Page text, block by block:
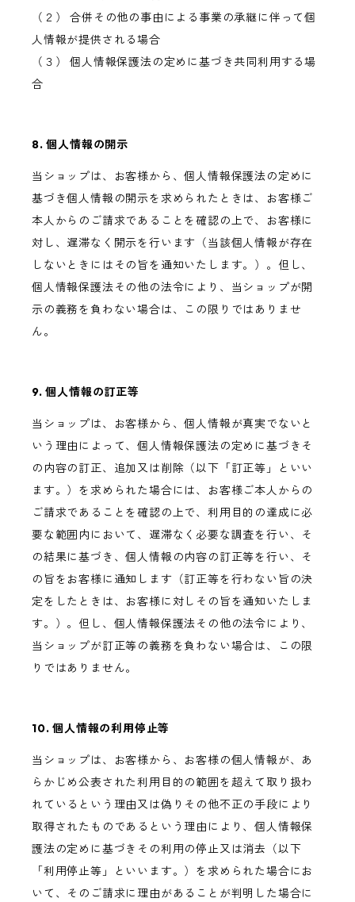
（２） 合併その他の事由による事業の承継に伴って個
人情報が提供される場合
（３） 個人情報保護法の定めに基づき共同利用する場
合
8. 個人情報の開示
当ショップは、お客様から、個人情報保護法の定めに
基づき個人情報の開示を求められたときは、お客様ご
本人からのご請求であることを確認の上で、お客様に
対し、遅滞なく開示を行います（当該個人情報が存在
しないときにはその旨を通知いたします。）。但し、
個人情報保護法その他の法令により、当ショップが開
示の義務を負わない場合は、この限りではありませ
ん。
9. 個人情報の訂正等
当ショップは、お客様から、個人情報が真実でないと
いう理由によって、個人情報保護法の定めに基づきそ
の内容の訂正、追加又は削除（以下「訂正等」といい
ます。）を求められた場合には、お客様ご本人からの
ご請求であることを確認の上で、利用目的の達成に必
要な範囲内において、遅滞なく必要な調査を行い、そ
の結果に基づき、個人情報の内容の訂正等を行い、そ
の旨をお客様に通知します（訂正等を行わない旨の決
定をしたときは、お客様に対しその旨を通知いたしま
す。）。但し、個人情報保護法その他の法令により、
当ショップが訂正等の義務を負わない場合は、この限
りではありません。
10. 個人情報の利用停止等
当ショップは、お客様から、お客様の個人情報が、あ
らかじめ公表された利用目的の範囲を超えて取り扱わ
れているという理由又は偽りその他不正の手段により
取得されたものであるという理由により、個人情報保
護法の定めに基づきその利用の停止又は消去（以下
「利用停止等」といいます。）を求められた場合にお
いて、そのご請求に理由があることが判明した場合に